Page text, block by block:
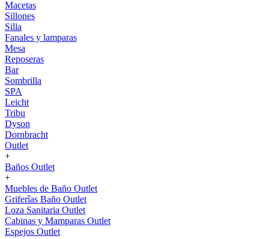
Macetas
Sillones
Silla
Fanales y lamparas
Mesa
Reposeras
Bar
Sombrilla
SPA
Leicht
Tribu
Dyson
Dornbracht
Outlet
+
Baños Outlet
+
Muebles de Baño Outlet
Griferîas Baño Outlet
Loza Sanitaria Outlet
Cabinas y Mamparas Outlet
Espejos Outlet